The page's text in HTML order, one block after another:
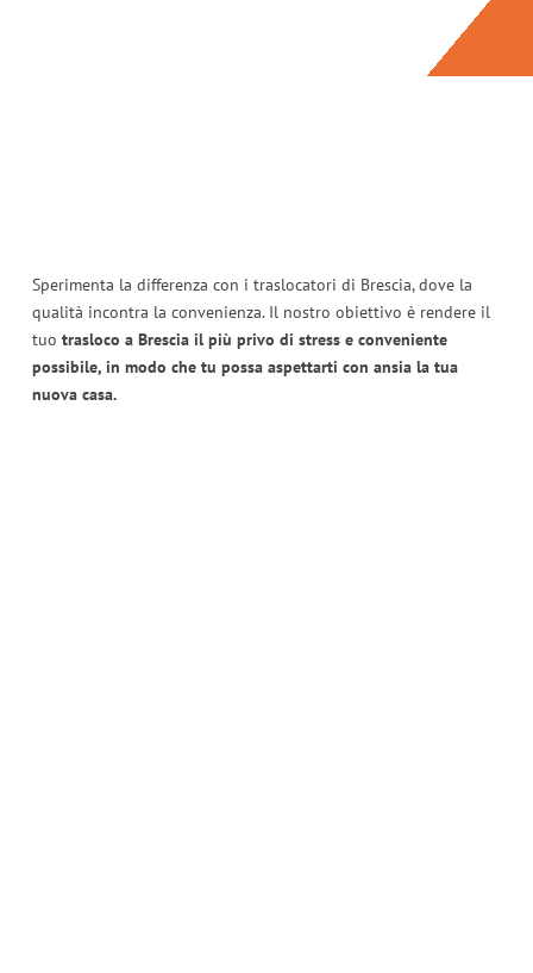
Sperimenta la differenza con i traslocatori di Brescia, dove la
qualità incontra la convenienza. Il nostro obiettivo è rendere il
tuo trasloco a Brescia il più privo di stress e conveniente
possibile, in modo che tu possa aspettarti con ansia la tua
nuova casa.